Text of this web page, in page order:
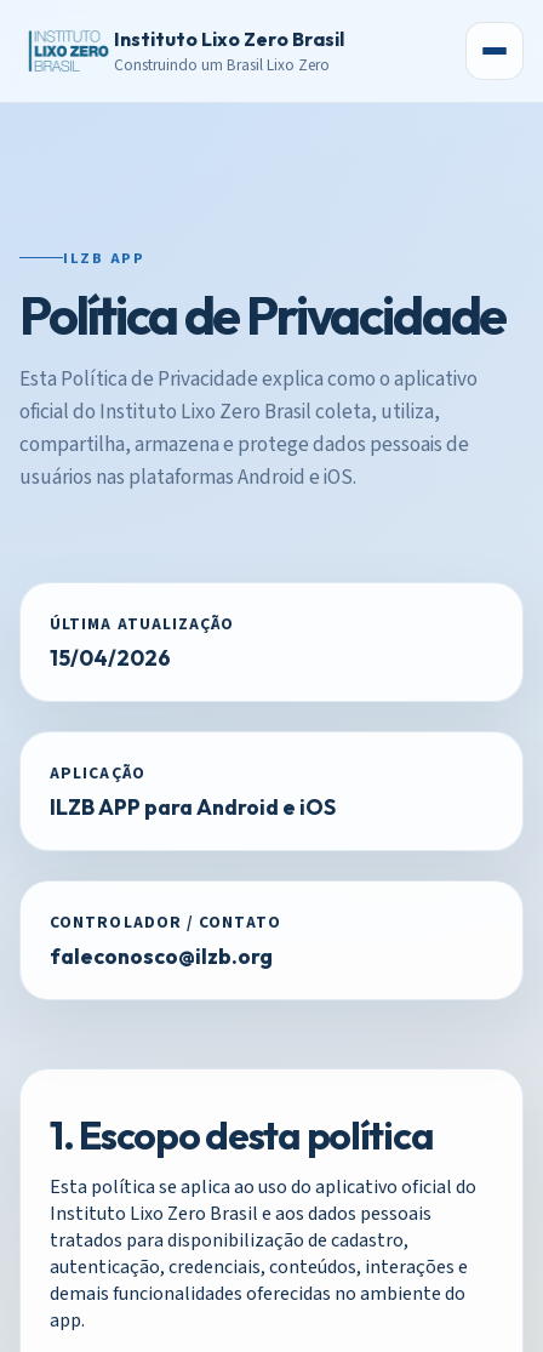
Instituto Lixo Zero Brasil
Construindo um Brasil Lixo Zero
ILZB APP
Política de Privacidade
Esta Política de Privacidade explica como o aplicativo
oficial do Instituto Lixo Zero Brasil coleta, utiliza,
compartilha, armazena e protege dados pessoais de
usuários nas plataformas Android e iOS.
ÚLTIMA ATUALIZAÇÃO
15/04/2026
APLICAÇÃO
ILZB APP para Android e iOS
CONTROLADOR / CONTATO
faleconosco@ilzb.org
1. Escopo desta política
Esta política se aplica ao uso do aplicativo oficial do
Instituto Lixo Zero Brasil e aos dados pessoais
tratados para disponibilização de cadastro,
autenticação, credenciais, conteúdos, interações e
demais funcionalidades oferecidas no ambiente do
app.